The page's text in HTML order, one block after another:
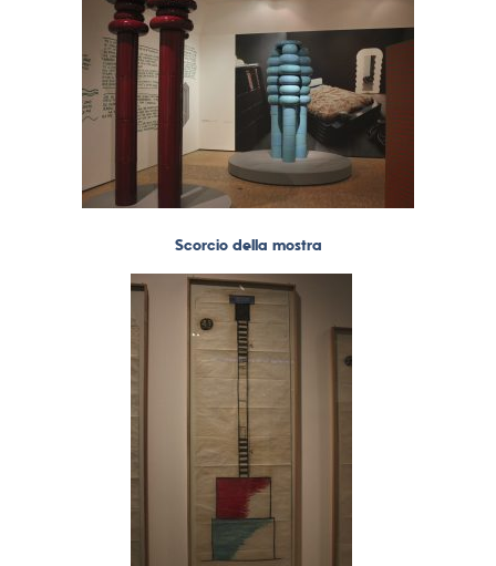
Scorcio della mostra